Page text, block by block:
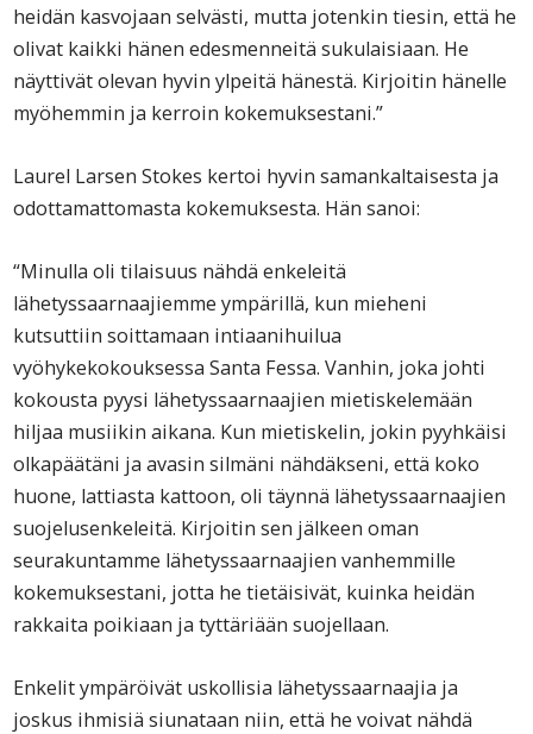
heidän kasvojaan selvästi, mutta jotenkin tiesin, että he
olivat kaikki hänen edesmenneitä sukulaisiaan. He
näyttivät olevan hyvin ylpeitä hänestä. Kirjoitin hänelle
myöhemmin ja kerroin kokemuksestani.”
Laurel Larsen Stokes kertoi hyvin samankaltaisesta ja
odottamattomasta kokemuksesta. Hän sanoi:
“Minulla oli tilaisuus nähdä enkeleitä
lähetyssaarnaajiemme ympärillä, kun mieheni
kutsuttiin soittamaan intiaanihuilua
vyöhykekokouksessa Santa Fessa. Vanhin, joka johti
kokousta pyysi lähetyssaarnaajien mietiskelemään
hiljaa musiikin aikana. Kun mietiskelin, jokin pyyhkäisi
olkapäätäni ja avasin silmäni nähdäkseni, että koko
huone, lattiasta kattoon, oli täynnä lähetyssaarnaajien
suojelusenkeleitä. Kirjoitin sen jälkeen oman
seurakuntamme lähetyssaarnaajien vanhemmille
kokemuksestani, jotta he tietäisivät, kuinka heidän
rakkaita poikiaan ja tyttäriään suojellaan.
Enkelit ympäröivät uskollisia lähetyssaarnaajia ja
joskus ihmisiä siunataan niin, että he voivat nähdä